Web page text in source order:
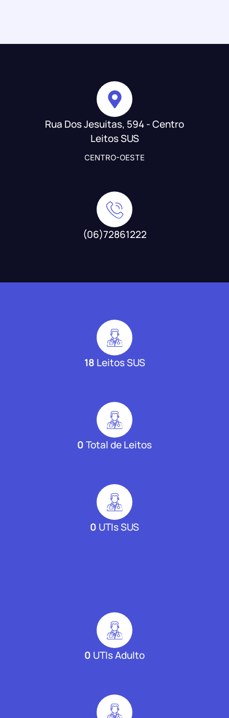
Rua Dos Jesuitas, 594 - Centro
Leitos SUS
CENTRO-OESTE
(06)72861222
18 Leitos SUS
0Total de Leitos
0 UTIs SUS
0 UTIs Adulto